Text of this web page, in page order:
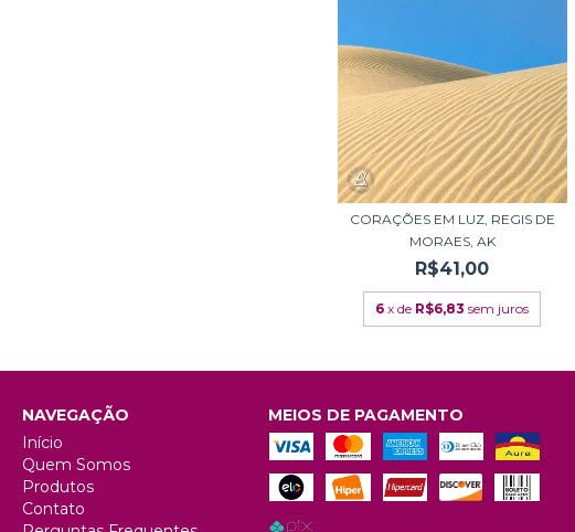
CORAÇÕES EM LUZ, REGIS DE
MORAES, AK
R$41,00
6 x de R$6,83 sem juros
NAVEGAÇÃO
Início
Quem Somos
Produtos
Contato
MEIOS DE PAGAMENTO